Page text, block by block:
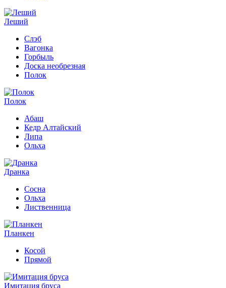
Леший
Слэб
Вагонка
Горбыль
Доска необрезная
Полок
Полок
Абаш
Кедр Алтайский
Липа
Ольха
Дранка
Сосна
Ольха
Лиственница
Планкен
Косой
Прямой
Имитация бруса